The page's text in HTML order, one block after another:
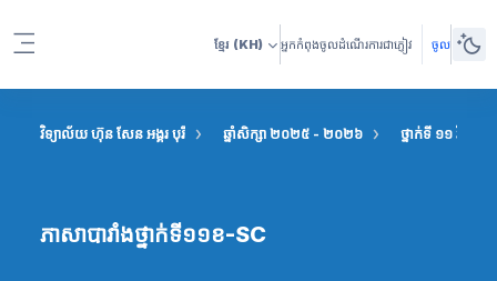
ខ្មែរ (KH) អ្នកកំពុងចូលដំណើរការជាភ្ញៀវ ចូល
វិទ្យាល័យ ហ៊ុន សែន អង្គរ បុរី ឆ្នាំសិក្សា ២០២៥ - ២០២៦ ថ្នាក់ទី ១១ វិទ្យាស
ភាសាបារាំងថ្នាក់ទី១១ខ-SC